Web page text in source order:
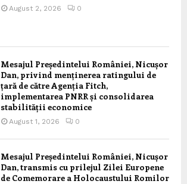
August 2, 2026 0
Mesajul Președintelui României, Nicușor
Dan, privind menținerea ratingului de
țară de către Agenția Fitch,
implementarea PNRR și consolidarea
stabilității economice
August 1, 2026 0
Mesajul Președintelui României, Nicușor
Dan, transmis cu prilejul Zilei Europene
de Comemorare a Holocaustului Romilor